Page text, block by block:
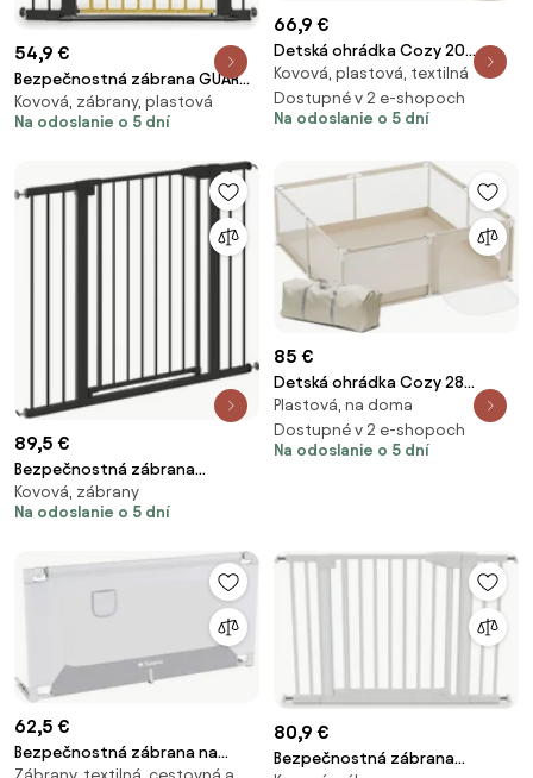
54,9 €
Bezpečnostná zábrana GUARDY
104 s rozšírením, čierna /
prírodná
Kovová, zábrany, plastová
Na odoslanie o 5 dní
66,9 €
Detská ohrádka Cozy 20
béžová
Kovová, plastová, textilná
Dostupné v 2 e-shopoch
Na odoslanie o 5 dní
89,5 €
Bezpečnostná zábrana
Guardian 5.0 čierna
Kovová, zábrany
Na odoslanie o 5 dní
85 €
Detská ohrádka Cozy 28
béžová
Plastová, na doma
Dostupné v 2 e-shopoch
Na odoslanie o 5 dní
62,5 €
Bezpečnostná zábrana na
80,9 €
Bezpečnostná zábrana